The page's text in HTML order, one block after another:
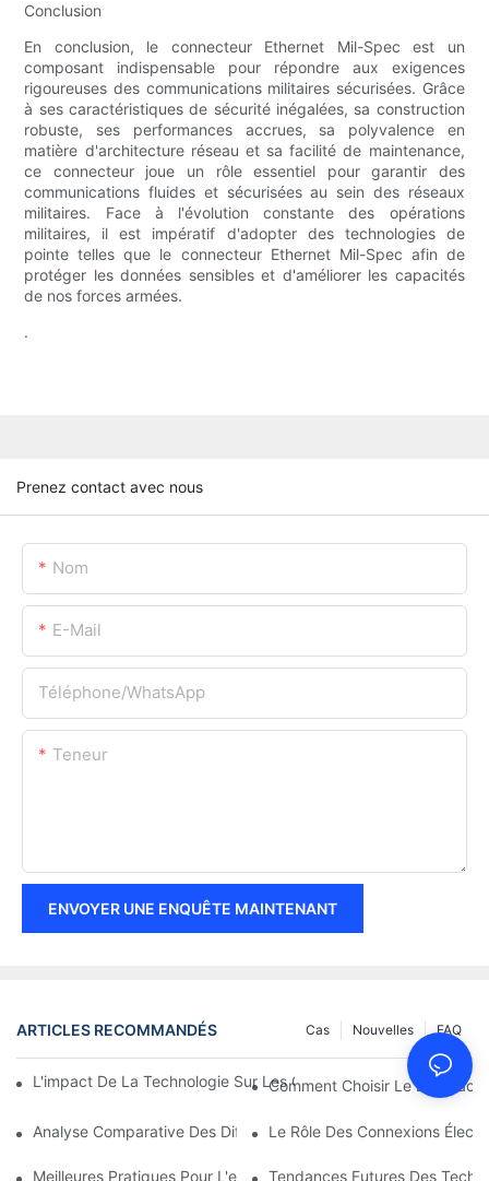
Conclusion
En conclusion, le connecteur Ethernet Mil-Spec est un
composant indispensable pour répondre aux exigences
rigoureuses des communications militaires sécurisées. Grâce
à ses caractéristiques de sécurité inégalées, sa construction
robuste, ses performances accrues, sa polyvalence en
matière d'architecture réseau et sa facilité de maintenance,
ce connecteur joue un rôle essentiel pour garantir des
communications fluides et sécurisées au sein des réseaux
militaires. Face à l'évolution constante des opérations
militaires, il est impératif d'adopter des technologies de
pointe telles que le connecteur Ethernet Mil-Spec afin de
protéger les données sensibles et d'améliorer les capacités
de nos forces armées.
.
Prenez contact avec nous
Nom
E-Mail
Téléphone/WhatsApp
Teneur
ENVOYER UNE ENQUÊTE MAINTENANT
ARTICLES RECOMMANDÉS FAQ
Nouvelles
Cas
L'impact De La Technologie Sur Les Connexions Électriques En
Comment Choisir Le Bon
Analyse Comparative Des Différents Types De Connexions
Le Rôle Des Connexions
Meilleures Pratiques Pour L'entretien Des Connexions
Tendances Futures Des